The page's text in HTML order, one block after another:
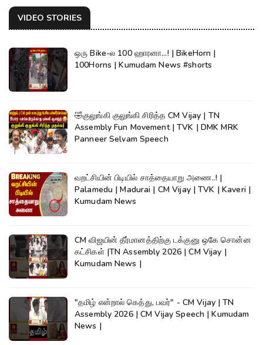
VIDEO STORIES
ஒரு Bike-ல 100 ஹாரனா...! | BikeHorn |
100Horns | Kumudam News #shorts
🤣குலுங்கி குலுங்கி சிரித்த CM Vijay | TN
Assembly Fun Movement | TVK | DMK MRK
Panneer Selvam Speech
வறட்சியின் பிடியில் சாத்தையாறு அணை..! |
Palamedu | Madurai | CM Vijay | TVK | Kaveri |
Kumudam News
CM விஜயின் தீர்மானத்திற்கு டக்குனு ஒகே சொன்ன
கட்சிகள் |TN Assembly 2026 | CM Vijay |
Kumudam News |
"தமிழ் என்றால் கெத்து, பவர்" - CM Vijay | TN
Assembly 2026 | CM Vijay Speech | Kumudam
News |